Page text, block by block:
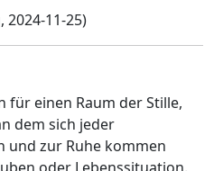
2024-11-25)
einen Raum der Stille,
dem sich jeder
und zur Ruhe kommen